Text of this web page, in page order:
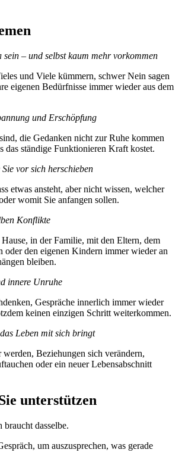
sein – und selbst kaum mehr vorkommen
und Viele kümmern, schwer Nein sagen
eigenen Bedürfnisse immer wieder aus dem
und Erschöpfung
die Gedanken nicht zur Ruhe kommen
das ständige Funktionieren Kraft kostet.
vor sich herschieben
etwas ansteht, aber nicht wissen, welcher
womit Sie anfangen sollen.
Konflikte
in der Familie, mit den Eltern, dem
oder den eigenen Kindern immer wieder an
bleiben.
innere Unruhe
Gespräche innerlich immer wieder
keinen einzigen Schritt weiterkommen.
Leben mit sich bringt
Beziehungen sich verändern,
oder ein neuer Lebensabschnitt
unterstützen
dasselbe.
um auszusprechen, was gerade